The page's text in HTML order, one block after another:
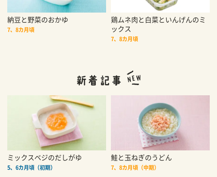
納豆と野菜のおかゆ
7、8カ月頃
鶏ムネ肉と白菜といんげんのミ
ックス
7、8カ月頃
ミックスベジのだしがゆ
5、6カ月頃（初期）
鮭と玉ねぎのうどん
7、8カ月頃（中期）